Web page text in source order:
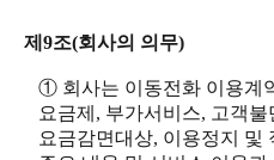
제9조(회사의 의무)
① 회사는 이동전화 이용계
요금제, 부가서비스, 고객
요금감면대상, 이용정지 및